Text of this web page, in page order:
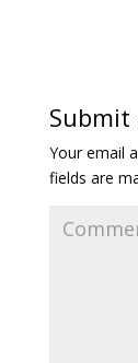
Submit
Your email
fields are